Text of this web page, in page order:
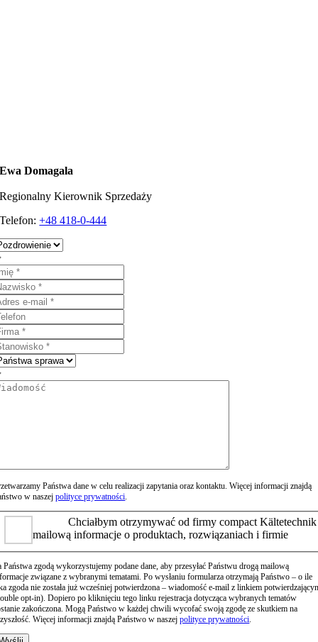
Ewa Domagala
Regionalny Kierownik Sprzedaży
Telefon:+48 418-0-444
Państwa dane w celu realizacji zapytania oraz kontaktu. Więcej informacji znajdą
w naszejpolityce prywatności.
Chciałbym otrzymywać od firmy compact
mailową informacje o produktach, rozwiązaniach i firmie
Państwa zgodą wykorzystujemy podane dane, aby przesyłać Państwu drogą mailową
związane z wybranymi tematami. Po wysłaniu formularza otrzymają Państwo – o ile
zgoda nie została już wcześniej potwierdzona – wiadomość e-mail z linkiem
opt-in). Dopiero po kliknięciu tego linku rejestracja dotycząca wybranych tematów
zakończona. Mogą Państwo w każdej chwili wycofać swoją zgodę ze skutkiem na
Więcej informacji znajdą Państwo w naszejpolityce prywatności.